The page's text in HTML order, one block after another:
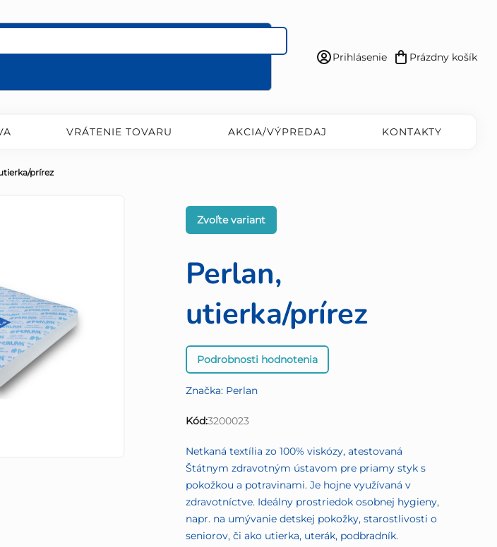
Prihlásenie
Nákupný
Prázdny košík
VRÁTENIE TOVARU AKCIA/VÝPREDAJ KONTAKTY
prírez
Perlan,
utierka/prírez
Priemerné
hodnotenie
je
0,0
5
hviezdičiek.
Podrobnosti hodnotenia
Značka: Perlan
Kód:3200023
Zvoľte variant
Netkaná textília zo 100% viskózy, atestovaná
Štátnym zdravotným ústavom pre priamy styk s
pokožkou a potravinami. Je hojne využívaná v
zdravotníctve. Ideálny prostriedok osobnej hygieny,
napr. na umývanie detskej pokožky, starostlivosti o
seniorov, či ako utierka, uterák, podbradník.